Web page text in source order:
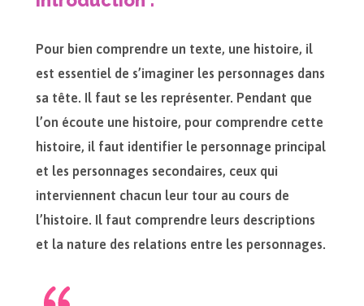
Pour bien comprendre un texte, une histoire, il
est essentiel de s’imaginer les personnages dans
sa tête. Il faut se les représenter. Pendant que
l’on écoute une histoire, pour comprendre cette
histoire, il faut identifier le personnage principal
et les personnages secondaires, ceux qui
interviennent chacun leur tour au cours de
l’histoire. Il faut comprendre leurs descriptions
et la nature des relations entre les personnages.